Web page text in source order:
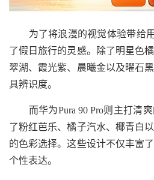
为了将浪漫的视觉体验带给用
了假日旅行的灵感。除了明星色
翠湖、霞光紫、晨曦金以及曜石
具辨识度。
而华为Pura 90 Pro则主打清爽
了粉红芭乐、橘子汽水、椰青白
的色彩选择。这些设计不仅丰富
个性表达。